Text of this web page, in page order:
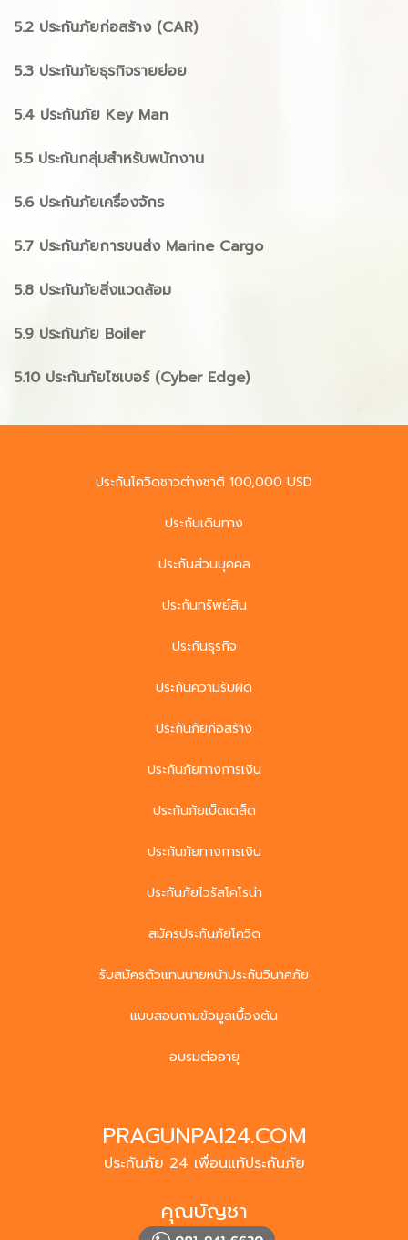
5.2 ประกันภัยก่อสร้าง (CAR)
5.3 ประกันภัยธุรกิจรายย่อย
5.4 ประกันภัย Key Man
5.5 ประกันกลุ่มสำหรับพนักงาน
5.6 ประกันภัยเครื่องจักร
5.7 ประกันภัยการขนส่ง Marine Cargo
5.8 ประกันภัยสิ่งแวดล้อม
5.9 ประกันภัย Boiler
5.10 ประกันภัยไซเบอร์ (Cyber Edge)
ประกันโควิดชาวต่างชาติ 100,000 USD
ประกันเดินทาง
ประกันส่วนบุคคล
ประกันทรัพย์สิน
ประกันธุรกิจ
ประกันความรับผิด
ประกันภัยก่อสร้าง
ประกันภัยทางการเงิน
ประกันภัยเบ็ดเตล็ด
ประกันภัยทางการเงิน
ประกันภัยไวรัสโคโรน่า
สมัครประกันภัยโควิด
รับสมัครตัวแทนนายหน้าประกันวินาศภัย
แบบสอบถามข้อมูลเบื้องต้น
อบรมต่ออายุ
PRAGUNPAI24.COM
ประกันภัย 24 เพื่อนแท้ประกันภัย
คุณบัญชา